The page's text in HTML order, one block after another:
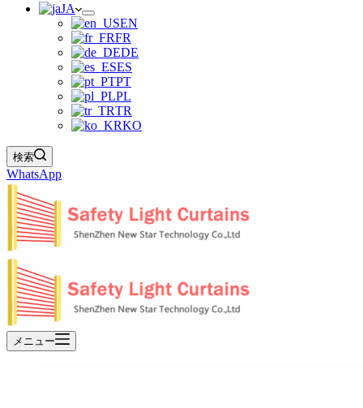
JA
EN
FR
DE
ES
PT
PL
TR
KO
検索
WhatsApp
メニュー